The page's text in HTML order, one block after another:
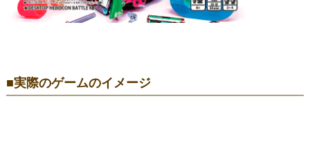
■実際のゲームのイメージ